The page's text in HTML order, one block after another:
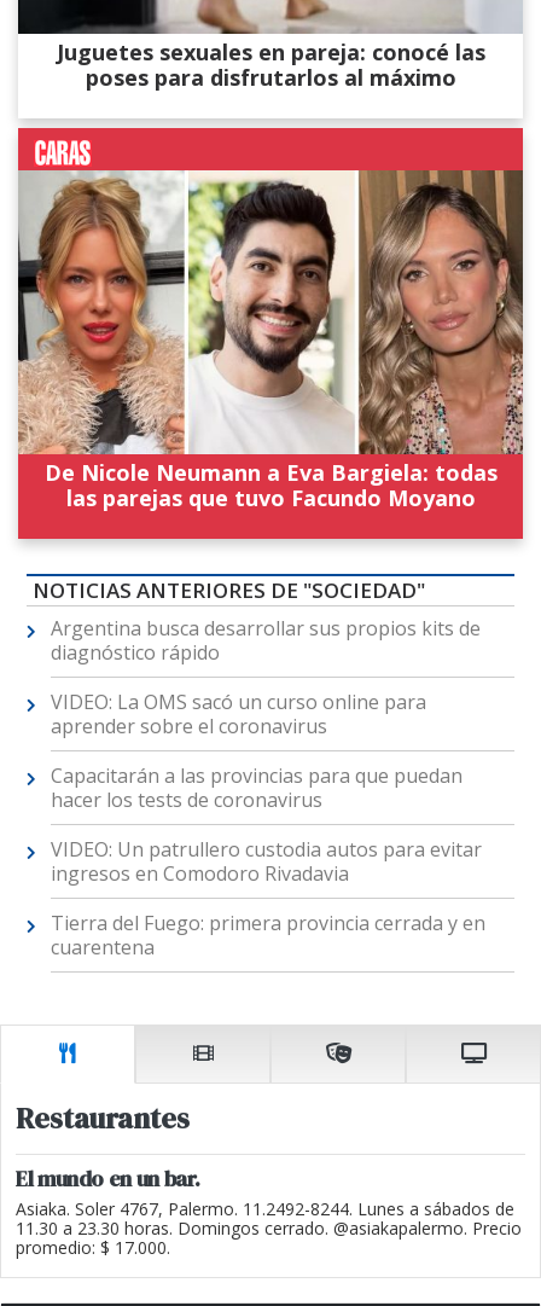
Juguetes sexuales en pareja: conocé las
poses para disfrutarlos al máximo
De Nicole Neumann a Eva Bargiela: todas
las parejas que tuvo Facundo Moyano
NOTICIAS ANTERIORES DE "SOCIEDAD"
Argentina busca desarrollar sus propios kits de
diagnóstico rápido
VIDEO: La OMS sacó un curso online para
aprender sobre el coronavirus
Capacitarán a las provincias para que puedan
hacer los tests de coronavirus
VIDEO: Un patrullero custodia autos para evitar
ingresos en Comodoro Rivadavia
Tierra del Fuego: primera provincia cerrada y en
cuarentena
Restaurantes
El mundo en un bar.
Asiaka. Soler 4767, Palermo. 11.2492-8244. Lunes a sábados de
11.30 a 23.30 horas. Domingos cerrado. @asiakapalermo. Precio
promedio: $ 17.000.